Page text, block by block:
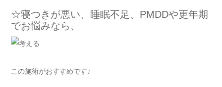
☆寝つきが悪い、睡眠不足、PMDDや更年期
でお悩みなら、
この施術がおすすめです♪